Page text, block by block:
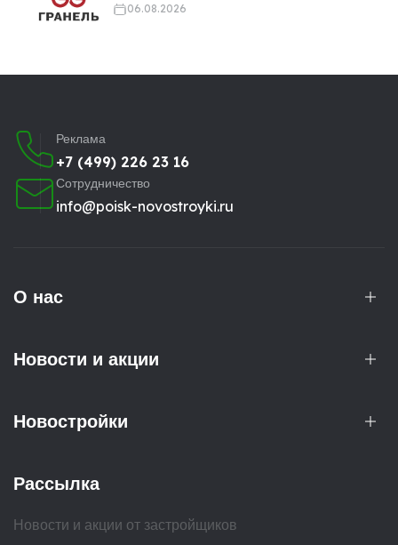
06.08.2026
Реклама
+7 (499) 226 23 16
Сотрудничество
info@poisk-novostroyki.ru
О нас
Новости и акции
Новостройки
Рассылка
Новости и акции от застройщиков